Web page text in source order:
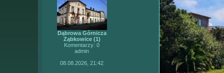
Dąbrowa Górnicza
Ząbkowice (1)
Komentarzy: 0
admin
08.08.2026, 21:42